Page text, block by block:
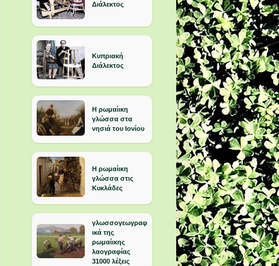
Διάλεκτος
Κυπριακή
Διάλεκτος
Η ρωμαίικη
γλώσσα στα
νησιά του Ιονίου
Η ρωμαίικη
γλώσσα στις
Κυκλάδες
γλωσσογεωγραφ
ικά της
ρωμαίικης
λαογραφίας
31000 λέξεις